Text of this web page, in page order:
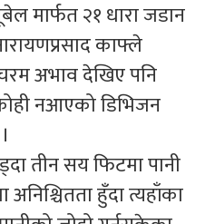
मार्फत २१ धारा जडान
काफ्ले
अभाव देखिए पनि
नआएको डिभिजन
तीन सय फिटमा पानी
हुँदा त्यहाँका